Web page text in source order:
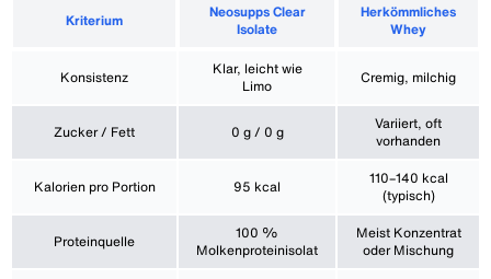
Kriterium
Neosupps Clear
Isolate
Herkömmliches
Whey
Konsistenz
Klar, leicht wie
Limo
Cremig, milchig
Zucker / Fett 0 g / 0 g
Variiert, oft
vorhanden
Kalorien pro Portion 95 kcal
110–140 kcal
(typisch)
Proteinquelle
100 %
Molkenproteinisolat
Meist Konzentrat
oder Mischung